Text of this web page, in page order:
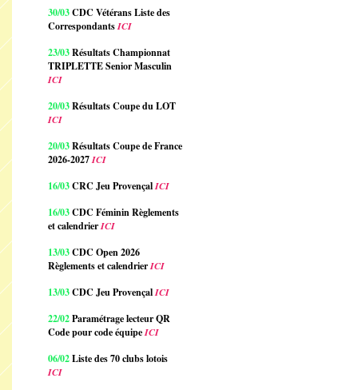
30/03CDC Vétérans Liste des
CorrespondantsICI
23/03Résultats Championnat
TRIPLETTE Senior Masculin
ICI
20/03Résultats Coupe du LOT
ICI
20/03Résultats Coupe de France
2026-2027ICI
16/03CRC Jeu ProvençalICI
16/03CDC Féminin Règlements
et calendrierICI
13/03CDC Open 2026
Règlements et calendrierICI
13/03CDC Jeu ProvençalICI
22/02Paramétrage lecteur QR
Code pour code équipeICI
06/02Liste des 70 clubs lotois
ICI